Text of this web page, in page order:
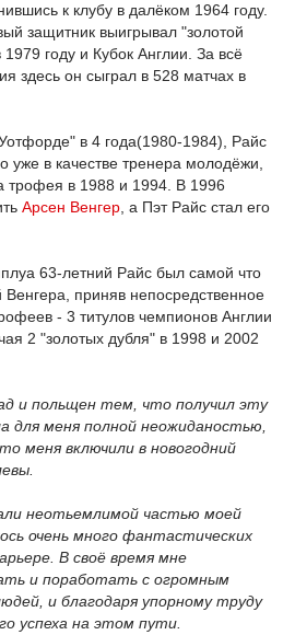
к клубу в далёком 1964 году.
защитник выигрывал "золотой
году и Кубок Англии. За всё
здесь он сыграл в 528 матчах в
в 4 года(1980-1984), Райс
уже в качестве тренера молодёжи,
трофея в 1988 и 1994. В 1996
Арсен Венгер, а Пэт Райс стал его
63-летний Райс был самой что
Венгера, приняв непосредственное
- 3 титулов чемпионов Англии
2 "золотых дубля" в 1998 и 2002
и польщен тем, что получил эту
для меня полной неожиданостью,
меня включили в новогодний
неотьемлимой частью моей
очень много фантастических
В своё время мне
и поработать с огромным
и благодаря упорному труду
успеха на этом пути.